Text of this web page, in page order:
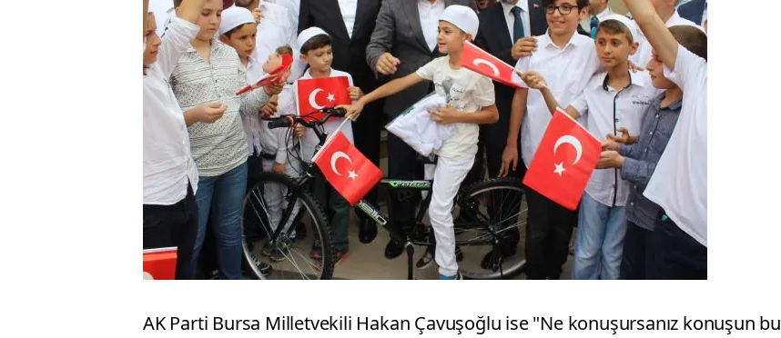
AK Parti Bursa Milletvekili Hakan Çavuşoğlu ise "Ne konuşursanız konuşun bu